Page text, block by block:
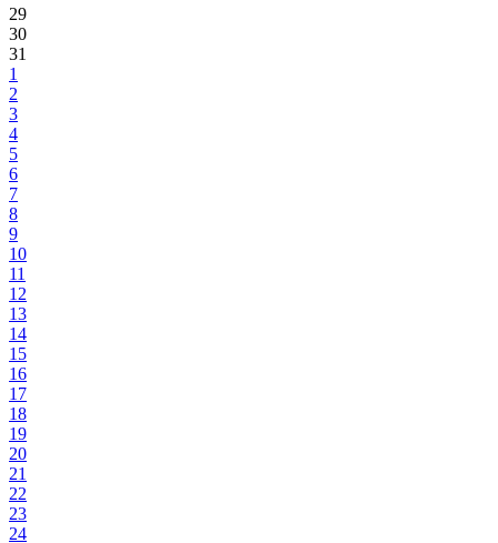
29
30
31
1
2
3
4
5
6
7
8
9
10
11
12
13
14
15
16
17
18
19
20
21
22
23
24